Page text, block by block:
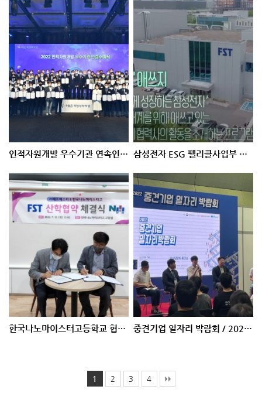
인적자원개발 우수기관 연속인증 / 2022.09.29 삼성전자 ESG 펠리클사업부 영상 2022.08.26
한국나노마이스터고등학교 협약체결 / 2022.07.12 중견기업 일자리 박람회 / 2022.07.05
1 2 3 4